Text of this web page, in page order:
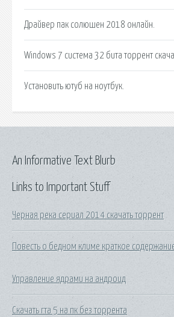
Драйвер пак солюшен 2018 онлайн.
Windows 7 система 32 бита торрент
Установить ютуб на ноутбук.
Links to Important Stuff
Черная река сериал 2014 скачать торрент
Повесть о бедном климе краткое
Управление ядрами на андроид
Скачать гта 5 на пк без торрента
An Informative Text Blurb